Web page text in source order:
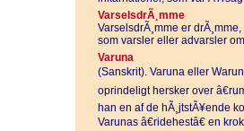
VarselsdrÃ¸mme
VarselsdrÃ¸mme er
som varsler eller advarsler
Varuna
(Sanskrit). Varuna eller
oprindeligt hersker over
han en af de hÃ¸jtstÃ¥ende
Varunas â€ridehestâ€ en